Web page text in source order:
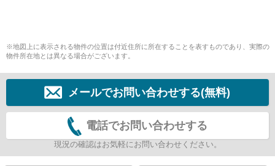
※地図上に表示される物件の位置は付近住所に所在することを表すものであり、実際の
物件所在地とは異なる場合がございます。
メールでお問い合わせする(無料)
電話でお問い合わせする
現況の確認はお気軽にお問い合わせください。